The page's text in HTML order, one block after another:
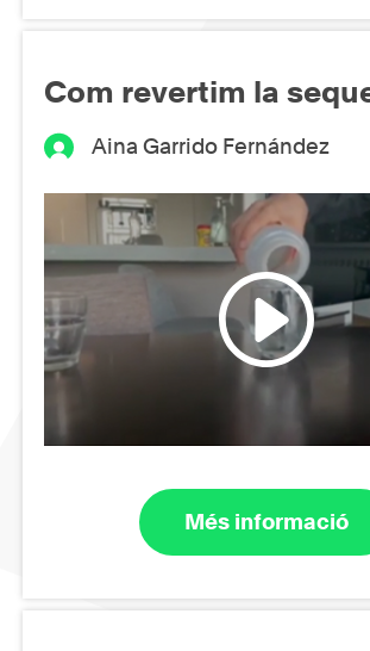
Com revertim la
Aina Garrido Fernández
Més informació